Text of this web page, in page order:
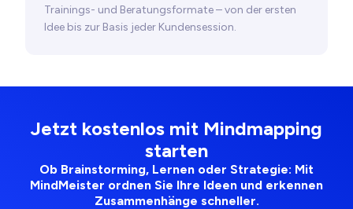
Trainings- und Beratungsformate – von der ersten
Idee bis zur Basis jeder Kundensession.
Jetzt kostenlos mit Mindmapping
starten
Ob Brainstorming, Lernen oder Strategie: Mit
MindMeister ordnen Sie Ihre Ideen und erkennen
Zusammenhänge schneller.